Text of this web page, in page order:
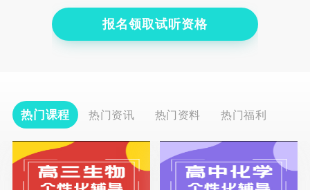
报名领取试听资格
热门课程 热门资讯 热门资料 热门福利